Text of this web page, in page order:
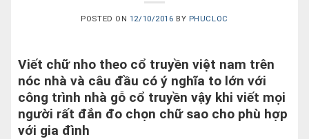
POSTED ON 12/10/2016 BY PHUCLOC
Viết chữ nho theo cổ truyền việt nam trên
nóc nhà và câu đầu có ý nghĩa to lớn với
công trình nhà gỗ cổ truyền vậy khi viết mọi
người rất đắn đo chọn chữ sao cho phù hợp
với gia đình